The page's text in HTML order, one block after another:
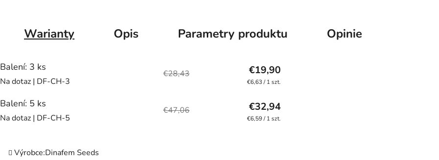
Warianty Opis Parametry produktu Opinie
Balení: 3 ks
Na dotaz | DF-CH-3
€28,43 €19,90
Cena
€6,63 / 1 szt.
Balení: 5 ks
Na dotaz | DF-CH-5
€47,06 €32,94
Cena
€6,59 / 1 szt.
Výrobce:Dinafem Seeds